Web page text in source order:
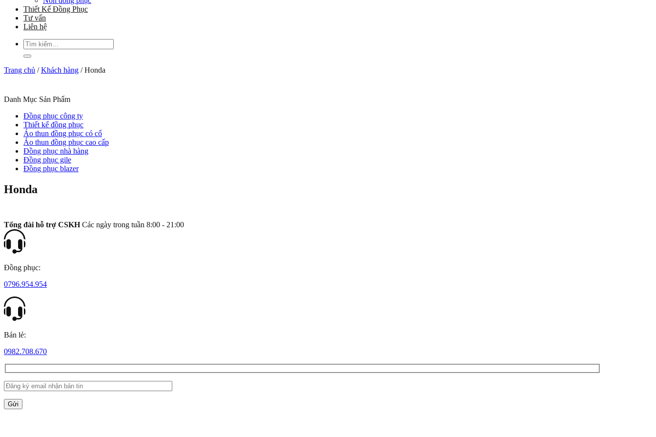
Thiết Kế Đồng Phục
Tư vấn
Liên hệ
Tìm
kiếm:
Trang chủ / Khách hàng /Honda
Danh Mục Sản Phẩm
Đồng phục công ty
Thiết kế đồng phục
Áo thun đồng phục có cổ
Áo thun đồng phục cao cấp
Đồng phục nhà hàng
Đồng phục gile
Đồng phục blazer
Honda
Tổng đài hỗ trợ CSKHCác ngày trong tuần 8:00 - 21:00
Đồng phục:
0796.954.954
Bán lẻ:
0982.708.670